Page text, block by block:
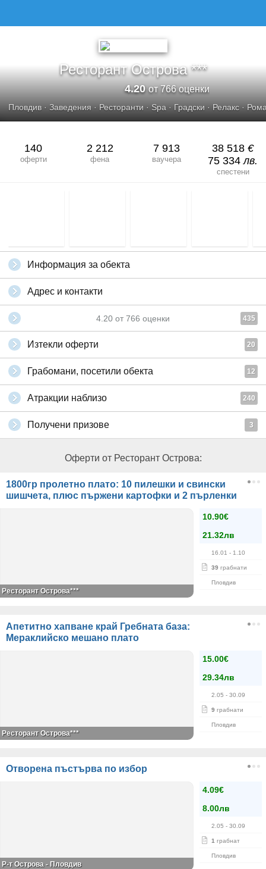
Ресторант Острова ***
4.20от 766 оценки
Пловдив· Заведения · Ресторанти · Spa · Градски · Релакс ·
140
оферти
2 212
фена
7 913
ваучера
38 518 €
75 334лв.
спестени
Информация за обекта
Адрес и контакти
4.20 от 766 оценки 435
Изтекли оферти 20
Грабомани, посетили обекта 12
Атракции наблизо 240
Получени призове 3
Оферти от Ресторант Острова:
1800гр пролетно плато: 10 пилешки и свински
шишчета, плюс пържени картофки и 2 пърленки
10.90€
21.32лв
16.01 - 1.10
39 грабнати
Пловдив
Ресторант Острова***
Апетитно хапване край Гребната база:
Мераклийско мешано плато
15.00€
29.34лв
2.05 - 30.09
9 грабнати
Пловдив
Ресторант Острова***
Отворена пъстърва по избор
4.09€
8.00лв
2.05 - 30.09
1 грабнат
Пловдив
Р-т Острова - Пловдив